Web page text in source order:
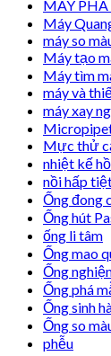
MÁY
Máy
máy so
Máy tạo
Máy tìm
máy và
máy xay
Mực thử
nhiệt kế
nồi hấp
Ống đong
Ống hút
ống li tâm
Ống mao
Ống
Ống phá
Ống sinh
Ống so
phễu